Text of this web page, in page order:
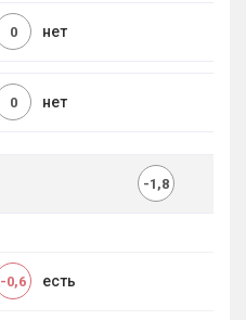
нет
0
нет
0
-1,8
есть
-0,6